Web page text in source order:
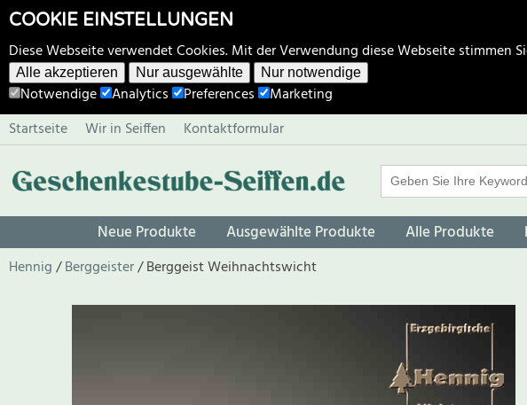
COOKIE EINSTELLUNGEN
Diese Webseite verwendet Cookies. Mit der Verwendung diese Webseite stimmen
Alle akzeptieren Nur ausgewählte Nur notwendige
Notwendige Analytics Preferences
Marketing
Startseite
Wir in Seiffen Kontaktformular
Neue Produkte Ausgewählte Produkte Alle Produkte
Hennig Berggeister Berggeist Weihnachtswicht